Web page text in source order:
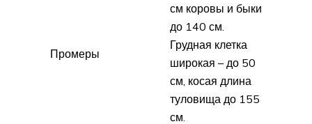
Промеры
см коровы и быки
до 140 см.
Грудная клетка
широкая – до 50
см, косая длина
туловища до 155
см.